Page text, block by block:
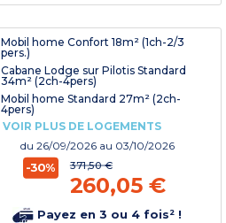
Mobil home Confort 18m² (1ch-2/3
pers.)
Cabane Lodge sur Pilotis Standard
34m² (2ch-4pers)
Mobil home Standard 27m² (2ch-
4pers)
VOIR PLUS DE LOGEMENTS
du 26/09/2026 au 03/10/2026
-30% 371,50 €
260,05 €
Payez en 3 ou 4 fois² !